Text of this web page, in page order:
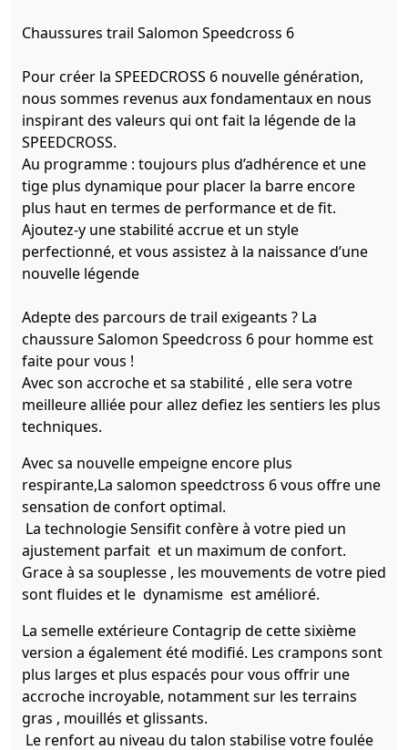
Chaussures trail Salomon Speedcross 6
Pour créer la SPEEDCROSS 6 nouvelle génération,
nous sommes revenus aux fondamentaux en nous
inspirant des valeurs qui ont fait la légende de la
SPEEDCROSS.
Au programme : toujours plus d’adhérence et une
tige plus dynamique pour placer la barre encore
plus haut en termes de performance et de fit.
Ajoutez-y une stabilité accrue et un style
perfectionné, et vous assistez à la naissance d’une
nouvelle légende
Adepte des parcours de trail exigeants ? La
chaussure Salomon Speedcross 6 pour homme est
faite pour vous !
Avec son accroche et sa stabilité , elle sera votre
meilleure alliée pour allez defiez les sentiers les plus
techniques.
Avec sa nouvelle empeigne encore plus
respirante,La salomon speedctross 6 vous offre une
sensation de confort optimal.
La technologie Sensifit confère à votre pied un
ajustement parfait et un maximum de confort.
Grace à sa souplesse , les mouvements de votre pied
sont fluides et le dynamisme est amélioré.
La semelle extérieure Contagrip de cette sixième
version a également été modifié. Les crampons sont
plus larges et plus espacés pour vous offrir une
accroche incroyable, notamment sur les terrains
gras , mouillés et glissants.
Le renfort au niveau du talon stabilise votre foulée